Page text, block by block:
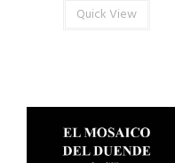
Quick View